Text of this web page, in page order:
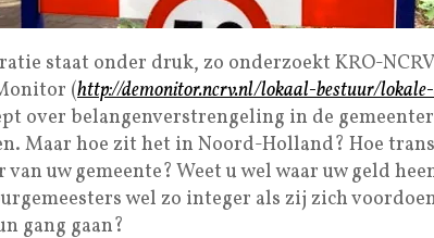
staat onder druk, zo onderzoekt KRO-
(http://demonitor.ncrv.nl/lokaal-bestuur/
over belangenverstrengeling in de
Maar hoe zit het in Noord-Holland? Hoe
uw gemeente? Weet u wel waar uw geld
wel zo integer als zij zich
gang gaan?